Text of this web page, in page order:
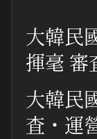
大韓民
揮毫 審
大韓民
査・運